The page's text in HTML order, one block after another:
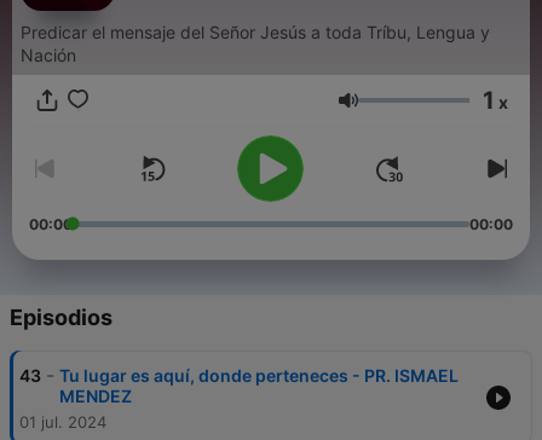
Predicar el mensaje del Señor Jesús a toda Tríbu, Lengua y
Nación
Volumen 1 x
00:00 00:00
Episodios
43 - Tu lugar es aquí, donde perteneces - PR. ISMAEL
MENDEZ
01 jul. 2024